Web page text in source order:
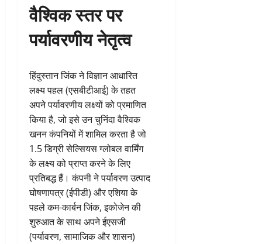
वैश्विक स्तर पर
पर्यावरणीय नेतृत्व
हिंदुस्तान जिंक ने विज्ञान आधारित
लक्ष्य पहल (एसबीटीआई) के तहत
अपने पर्यावरणीय लक्ष्यों को प्रमाणित
किया है, जो इसे उन चुनिंदा वैश्विक
खनन कंपनियों में शामिल करता है जो
1.5 डिग्री सेल्सियस ग्लोबल वार्मिंग
के लक्ष्य को प्राप्त करने के लिए
प्रतिबद्ध हैं। कंपनी ने पर्यावरण उत्पाद
घोषणापत्र (ईपीडी) और एशिया के
पहले कम-कार्बन जिंक, इकोजेन की
शुरुआत के साथ अपने ईएसजी
(पर्यावरण, सामाजिक और शासन)